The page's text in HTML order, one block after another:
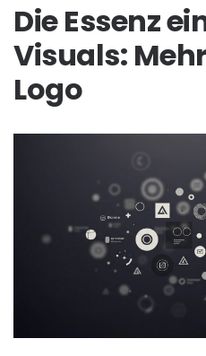
Die Essenz
Visuals:
Logo